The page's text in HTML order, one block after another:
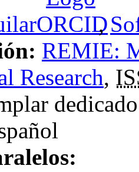
,
REMIE:
Research,